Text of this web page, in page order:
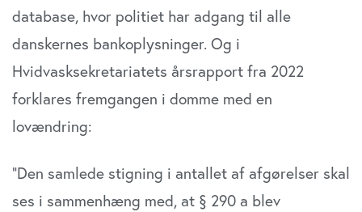
database, hvor politiet har adgang til alle
danskernes ban­koplysninger. Og i
Hvidvasksekretariatets årsrapport fra 2022
forklares fremgangen i domme med en
lovændring:
”Den samlede stigning i antallet af afgørelser skal
ses i sammenhæng med, at § 290 a blev